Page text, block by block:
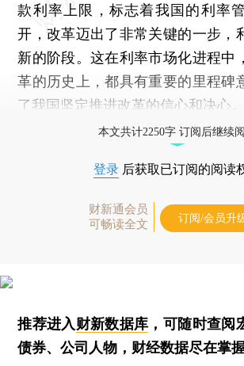
款利率上限，标志着我国的利率
开，改革迈出了非常关键的一步，
新的阶段。这在利率市场化进程中
革的历史上，都具有重要的里程碑
了我国坚定推进改革的信心和决心。
本文共计2250字 订阅后继续
登录 后获取已订阅的阅读
财新通会员
可畅读全文
订阅/会员升
推荐进入财新数据库 ，可随时查阅
债券、公司人物，财经数据尽在掌握